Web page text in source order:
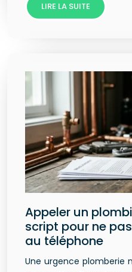
LIRE LA SUITE
Appeler un
script pour ne
au téléphone
Une urgence plomberie